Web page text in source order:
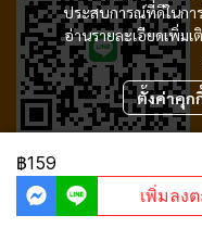
฿159
เพิ่มลง
ประสบการณ์ที่ดีในกา
อ่านรายละเอียดเพิ่มเ
ตั้งค่าคุก
Copyright 2024 | All